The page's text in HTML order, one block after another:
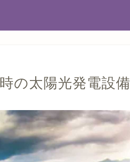
の太陽光発電設備